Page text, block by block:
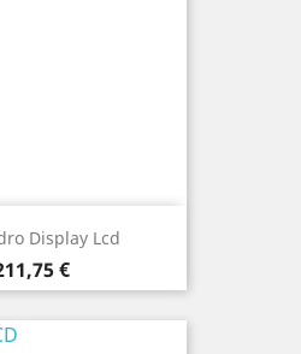
Display Lcd
€